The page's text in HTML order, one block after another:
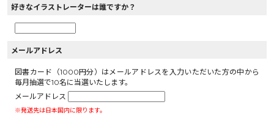
好きなイラストレーターは誰ですか？
メールアドレス
図書カード（1000円分）はメールアドレスを入力いただいた方の中から
毎月抽選で10名に当選いたします。
メールアドレス
※発送先は日本国内に限ります。